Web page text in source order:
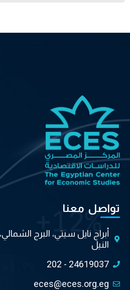
تواصل معنا
أبراج نايل سيتي، البرج
النيل
202 - 24619037
eces@eces.org.eg